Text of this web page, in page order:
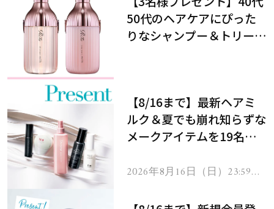
50代のヘアケアにぴった
りなシャンプー＆トリート
【8/16まで】最新ヘアミ
ルク＆夏でも崩れ知らずな
メークアイテムを19名様
2026年8月16日（日）23:59ま